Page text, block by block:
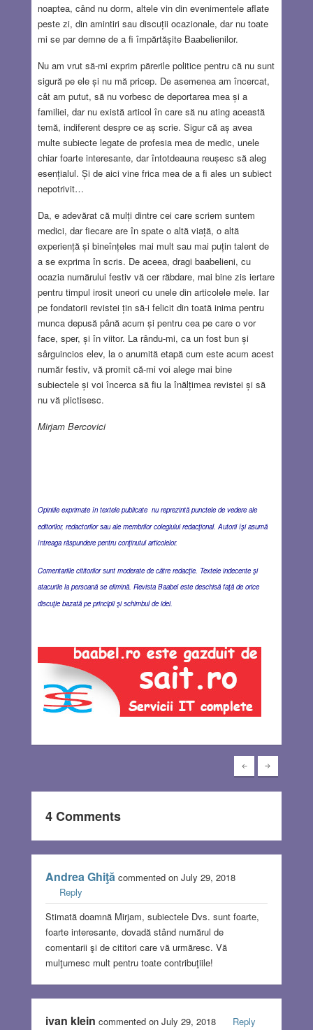
noaptea, când nu dorm, altele vin din evenimentele aflate
peste zi, din amintiri sau discuții ocazionale, dar nu toate
mi se par demne de a fi împărtășite Baabelienilor.
Nu am vrut să-mi exprim părerile politice pentru că nu sunt
sigură pe ele și nu mă pricep. De asemenea am încercat,
cât am putut, să nu vorbesc de deportarea mea și a
familiei, dar nu există articol în care să nu ating această
temă, indiferent despre ce aș scrie. Sigur că aș avea
multe subiecte legate de profesia mea de medic, unele
chiar foarte interesante, dar întotdeauna reușesc să aleg
esențialul. Și de aici vine frica mea de a fi ales un subiect
nepotrivit…
Da, e adevărat că mulți dintre cei care scriem suntem
medici, dar fiecare are în spate o altă viață, o altă
experiență și bineînțeles mai mult sau mai puțin talent de
a se exprima în scris. De aceea, dragi baabelieni, cu
ocazia numărului festiv vă cer răbdare, mai bine zis iertare
pentru timpul irosit uneori cu unele din articolele mele. Iar
pe fondatorii revistei țin să-i felicit din toată inima pentru
munca depusă până acum și pentru cea pe care o vor
face, sper, și în viitor. La rându-mi, ca un fost bun și
sârguincios elev, la o anumită etapă cum este acum acest
număr festiv, vă promit că-mi voi alege mai bine
subiectele și voi încerca să fiu la înălțimea revistei și să
nu vă plictisesc.
Mirjam Bercovici
Opiniile exprimate în textele publicate nu reprezintă punctele de vedere ale
editorilor, redactorilor sau ale membrilor colegiului redacţional. Autorii îşi asumă
întreaga răspundere pentru conţinutul articolelor.
Comentariile cititorilor sunt moderate de către redacţie. Textele indecente şi
atacurile la persoană se elimină. Revista Baabel este deschisă faţă de orice
discuţie bazată pe principii şi schimbul de idei.
4 Comments
Andrea Ghiţăcommented on July 29, 2018
Reply
Stimată doamnă Mirjam, subiectele Dvs. sunt foarte,
foarte interesante, dovadă stând numărul de
comentarii şi de cititori care vă urmăresc. Vă
mulţumesc mult pentru toate contribuţiile!
ivan klein commented on July 29, 2018
Reply